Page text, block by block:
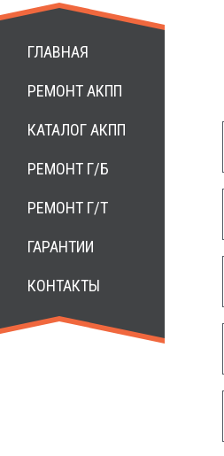
+7 499 3984172
ГЛАВНАЯ
РЕМОНТ АКПП
КАТАЛОГ АКПП
РЕМОНТ Г/Б
РЕМОНТ Г/Т
ГАРАНТИИ
КОНТАКТЫ